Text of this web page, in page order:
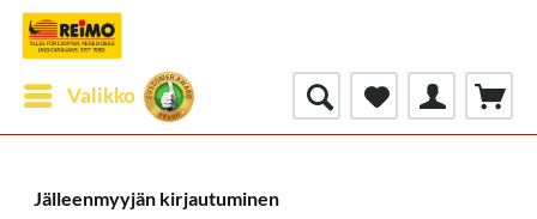
Valikko
Jälleenmyyjän kirjautuminen